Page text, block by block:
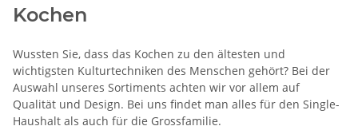
Kochen
Wussten Sie, dass das Kochen zu den ältesten und
wichtigsten Kulturtechniken des Menschen gehört? Bei der
Auswahl unseres Sortiments achten wir vor allem auf
Qualität und Design. Bei uns findet man alles für den Single-
Haushalt als auch für die Grossfamilie.